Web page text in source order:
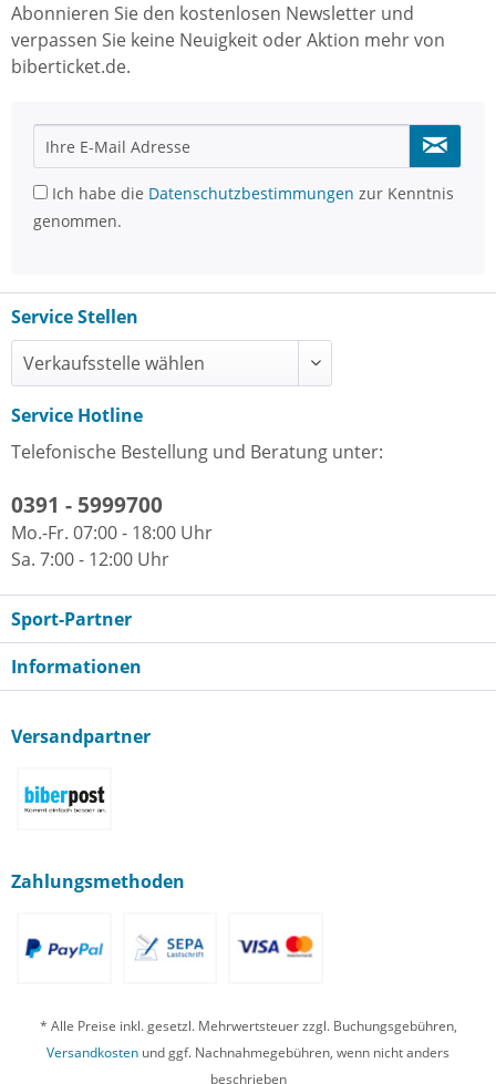
Abonnieren Sie den kostenlosen Newsletter und
verpassen Sie keine Neuigkeit oder Aktion mehr von
biberticket.de.
Ich habe die Datenschutzbestimmungen zur Kenntnis
genommen.
Service Stellen
Service Hotline
Telefonische Bestellung und Beratung unter:
0391 - 5999700
Mo.-Fr. 07:00 - 18:00 Uhr
Sa. 7:00 - 12:00 Uhr
Sport-Partner
Informationen
Versandpartner
Zahlungsmethoden
* Alle Preise inkl. gesetzl. Mehrwertsteuer zzgl. Buchungsgebühren,
Versandkosten und ggf. Nachnahmegebühren, wenn nicht anders
beschrieben